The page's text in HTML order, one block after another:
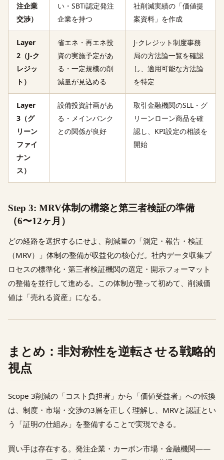
注企業
交渉）
い・SBTi認定発注
企業を持つ
社削減実績の「価値提
案資料」を作成
Layer
2（J-ク
レジッ
ト）
省エネ・再エネ投
資の実施予定があ
る・一定規模の削
減量が見込める
J-クレジット制度事務
局の方法論一覧を確認
し、適用可能な方法論
を特定
Layer
3（グ
リーン
ファイ
ナン
ス）
設備投資計画があ
る・メインバンク
との関係が良好
取引金融機関のSLL・グ
リーンローン商品を確
認し、KPI設定の相談を
開始
Step 3: MRV体制の構築と第三者検証の準備
（6〜12ヶ月）
どの経路を選択するにせよ、削減量の「測定・報告・検証
（MRV）」体制の整備が収益化の核心だ。社内データ収集プ
ロセスの標準化・第三者検証機関の選定・開示フォーマット
の整備を並行して進める。この体制が整って初めて、削減価
値は「売れる資産」になる。
まとめ：非対称性を逆転させる戦略的
視点
Scope 3削減の「コスト負担者」から「価値受益者」への転換
は、制度・市場・交渉の3層を正しく理解し、MRVと認証とい
う「証明の仕組み」を整備することで実現できる。
買い手は存在する。発注企業・カーボン市場・金融機関——